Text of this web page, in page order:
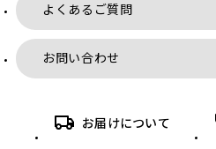
よくあるご質問
お問い合わせ
お届けについて